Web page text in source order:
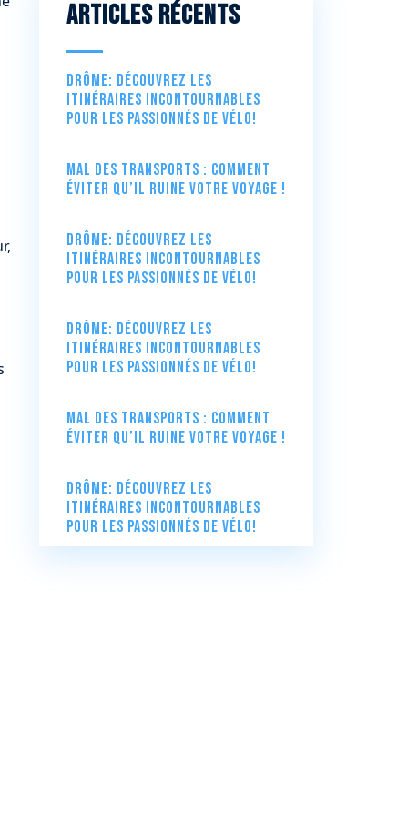
Articles récents
Drôme: Découvrez les
itinéraires incontournables
pour les passionnés de vélo!
Mal des transports : comment
éviter qu’il ruine votre voyage !
Drôme: Découvrez les
itinéraires incontournables
pour les passionnés de vélo!
Drôme: Découvrez les
itinéraires incontournables
pour les passionnés de vélo!
Mal des transports : comment
éviter qu’il ruine votre voyage !
Drôme: Découvrez les
itinéraires incontournables
pour les passionnés de vélo!